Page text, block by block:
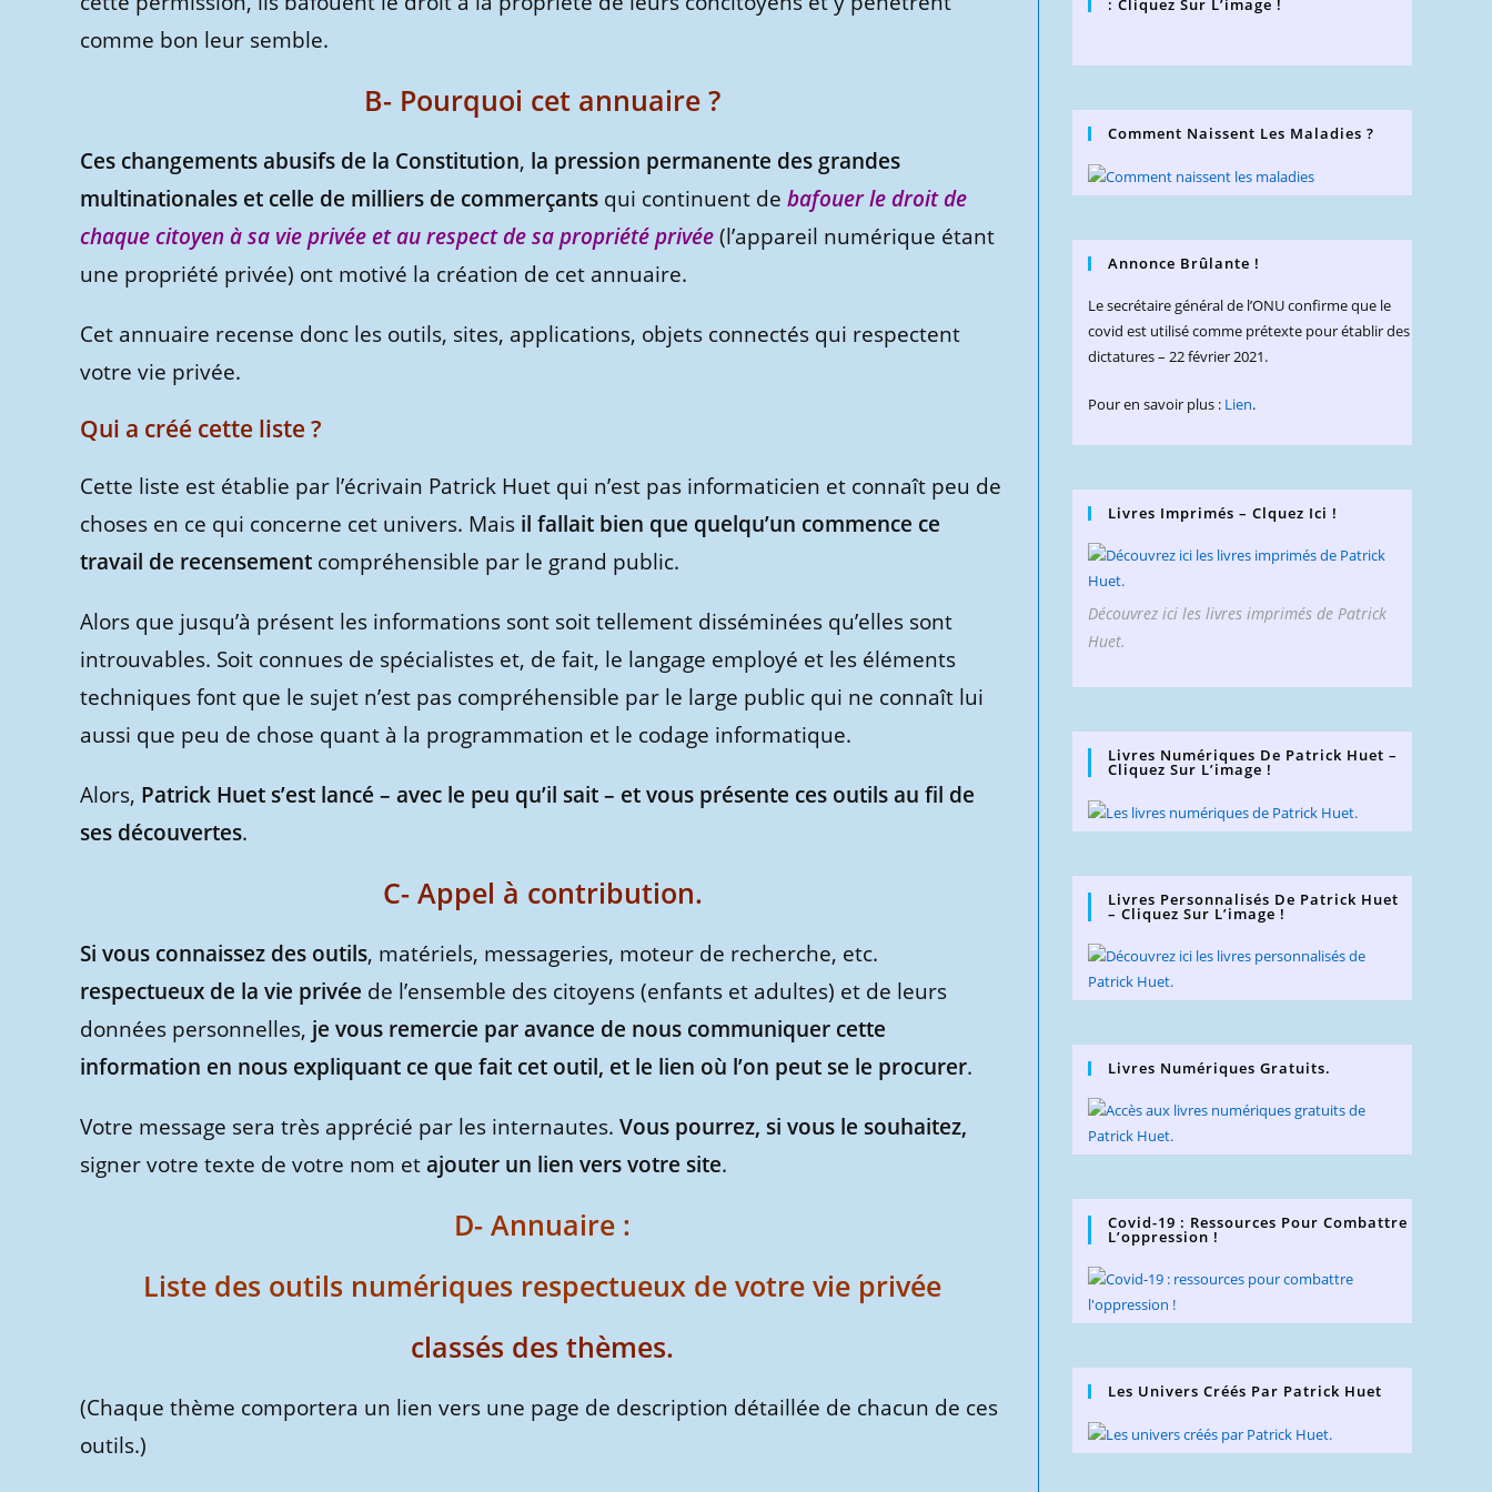
comme bon leur semble.
B- Pourquoi cet annuaire ?
Ces changements abusifs de la Constitution, la pression permanente des grandes
multinationales et celle de milliers de commerçants qui continuent de bafouer le droit de
chaque citoyen à sa vie privée et au respect de sa propriété privée(l’appareil numérique étant
une propriété privée) ont motivé la création de cet annuaire.
Cet annuaire recense donc les outils, sites, applications, objets connectés qui respectent
votre vie privée.
Qui a créé cette liste ?
Cette liste est établie par l’écrivain Patrick Huet qui n’est pas informaticien et connaît peu de
choses en ce qui concerne cet univers. Mais il fallait bien que quelqu’un commence ce
travail de recensement compréhensible par le grand public.
Alors que jusqu’à présent les informations sont soit tellement disséminées qu’elles sont
introuvables. Soit connues de spécialistes et, de fait, le langage employé et les éléments
techniques font que le sujet n’est pas compréhensible par le large public qui ne connaît lui
aussi que peu de chose quant à la programmation et le codage informatique.
Alors, Patrick Huet s’est lancé – avec le peu qu’il sait – et vous présente ces outils au fil de
ses découvertes.
C- Appel à contribution.
Si vous connaissez des outils, matériels, messageries, moteur de recherche, etc.
respectueux de la vie privée de l’ensemble des citoyens (enfants et adultes) et de leurs
données personnelles, je vous remercie par avance de nous communiquer cette
information en nous expliquant ce que fait cet outil, et le lien où l’on peut se le procurer.
Votre message sera très apprécié par les internautes. Vous pourrez, si vous le souhaitez,
signer votre texte de votre nom etajouter un lien vers votre site.
D- Annuaire :
Liste des outils numériques respectueux de votre vie privée
classés des thèmes.
(Chaque thème comportera un lien vers une page de description détaillée de chacun de ces
outils.)
: Cliquez Sur L’image !
Comment Naissent Les Maladies ?
Annonce Brûlante !
Le secrétaire général de l’ONU confirme que le
covid est utilisé comme prétexte pour établir des
dictatures – 22 février 2021.
Pour en savoir plus : Lien.
Livres Imprimés – Clquez Ici !
Découvrez ici les livres imprimés de Patrick
Huet.
Livres Numériques De Patrick Huet –
Cliquez Sur L’image !
Livres Personnalisés De Patrick Huet
– Cliquez Sur L’image !
Livres Numériques Gratuits.
Covid-19 : Ressources Pour Combattre
L’oppression !
Les Univers Créés Par Patrick Huet